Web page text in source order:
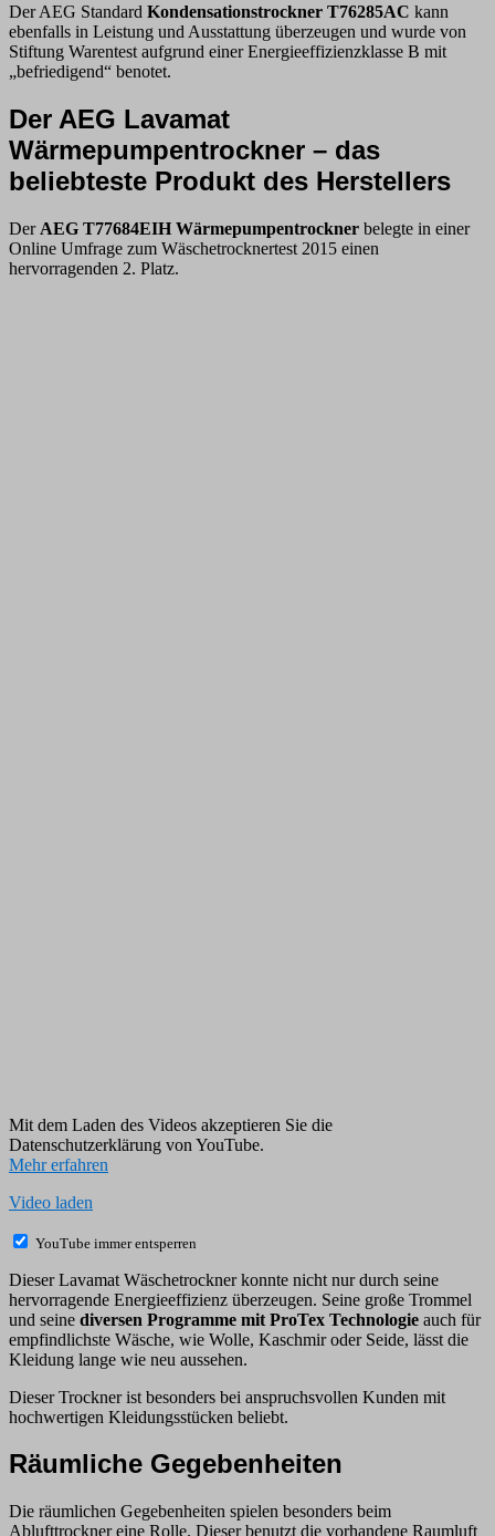
Der AEG Standard Kondensationstrockner T76285AC kann
ebenfalls in Leistung und Ausstattung überzeugen und wurde von
Stiftung Warentest aufgrund einer Energieeffizienzklasse B mit
„befriedigend“ benotet.
Der AEG Lavamat
Wärmepumpentrockner – das
beliebteste Produkt des Herstellers
Der AEG T77684EIH Wärmepumpentrockner belegte in einer
Online Umfrage zum Wäschetrocknertest 2015 einen
hervorragenden 2. Platz.
Mit dem Laden des Videos akzeptieren Sie die
Datenschutzerklärung von YouTube.
Mehr erfahren
Video laden
YouTube immer entsperren
Dieser Lavamat Wäschetrockner konnte nicht nur durch seine
hervorragende Energieeffizienz überzeugen. Seine große Trommel
und seine diversen Programme mit ProTex Technologie auch für
empfindlichste Wäsche, wie Wolle, Kaschmir oder Seide, lässt die
Kleidung lange wie neu aussehen.
Dieser Trockner ist besonders bei anspruchsvollen Kunden mit
hochwertigen Kleidungsstücken beliebt.
Räumliche Gegebenheiten
Die räumlichen Gegebenheiten spielen besonders beim
Ablufttrockner eine Rolle. Dieser benutzt die vorhandene Raumluft